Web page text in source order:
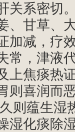
关系密切
、甘草、
加减，疗
常，津液
上焦痰热
则喜润而
久则蕴生湿
湿化痰除